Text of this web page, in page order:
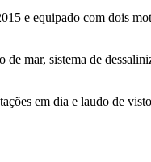
e equipado com dois
mar, sistema de
em dia e laudo de